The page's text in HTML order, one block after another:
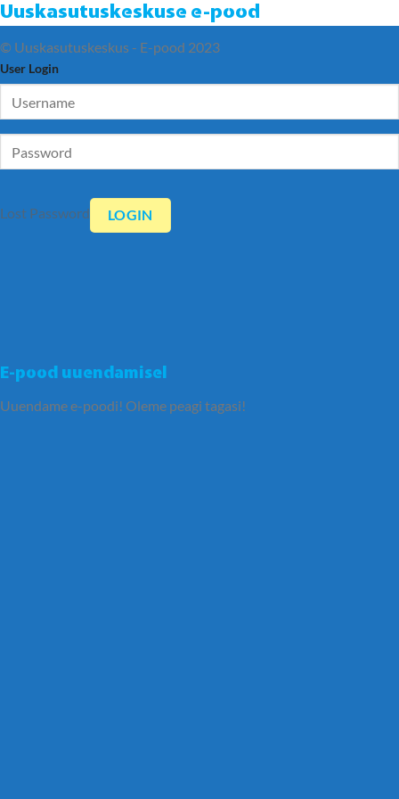
Uuskasutuskeskuse e-pood
E-pood uuendamisel
Uuendame e-poodi! Oleme peagi tagasi!
© Uuskasutuskeskus - E-pood 2023
User Login
Lost Password